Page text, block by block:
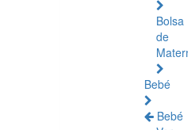
Bolsa
de
Bebé
Bebé